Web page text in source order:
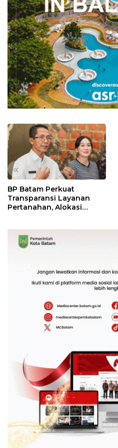
«
BP Batam Perkuat
Transparansi Layanan
Pertanahan, Alokasi